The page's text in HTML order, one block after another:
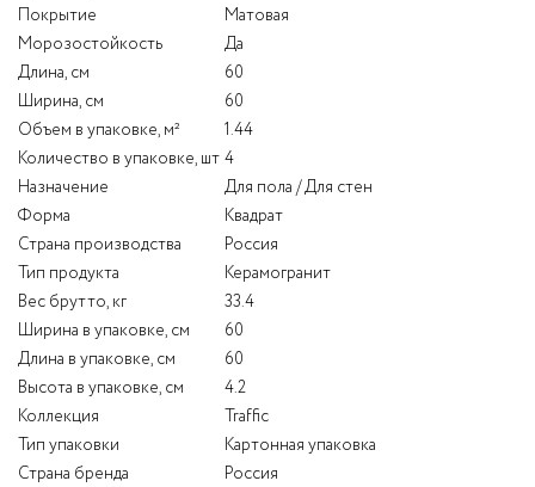
Покрытие
Матовая
Морозостойкость
Да
Длина, см
60
Ширина, см
60
Объем в упаковке, м²
1.44
Количество в упаковке, шт 4
Назначение
Для пола / Для стен
Форма
Квадрат
Страна производства
Россия
Тип продукта
Керамогранит
Вес брутто, кг
33.4
Ширина в упаковке, см
60
Длина в упаковке, см
60
Высота в упаковке, см
4.2
Коллекция
Traffic
Тип упаковки
Картонная упаковка
Страна бренда
Россия